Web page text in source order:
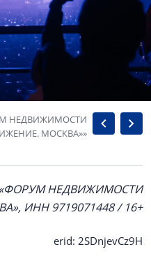
НЕДВИЖИМОСТИ
МОСКВА»»
«ФОРУМ НЕДВИЖИМОСТИ
ИНН 9719071448 / 16+
erid: 2SDnjevCz9H